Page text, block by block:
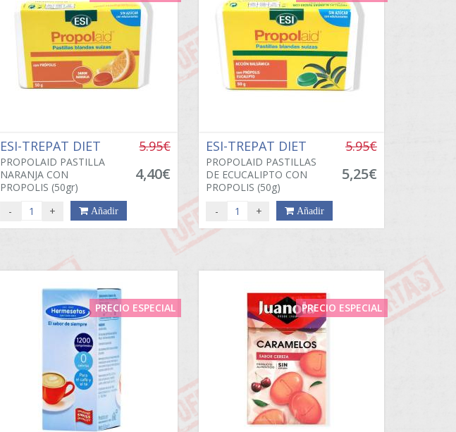
ESI-TREPAT DIET
PROPOLAID PASTILLA
NARANJA CON
PROPOLIS (50gr)
5.95€
4,40€
- + Añadir
ESI-TREPAT DIET
PROPOLAID PASTILLAS
DE ECUCALIPTO CON
PROPOLIS (50g)
5.95€
5,25€
- + Añadir
PRECIO ESPECIAL PRECIO ESPECIAL